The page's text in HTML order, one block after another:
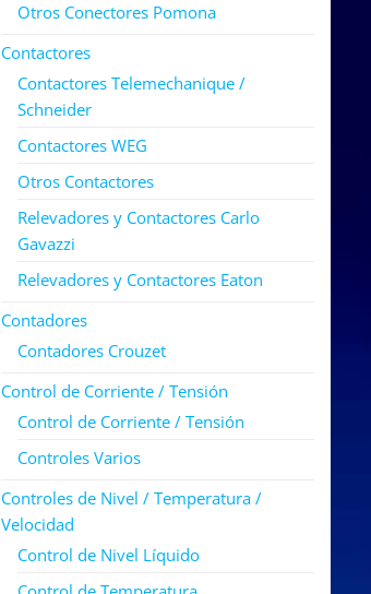
Otros Conectores Pomona
Contactores
Contactores Telemechanique /
Schneider
Contactores WEG
Otros Contactores
Relevadores y Contactores Carlo
Gavazzi
Relevadores y Contactores Eaton
Contadores
Contadores Crouzet
Control de Corriente / Tensión
Control de Corriente / Tensión
Controles Varios
Controles de Nivel / Temperatura /
Velocidad
Control de Nivel Líquido